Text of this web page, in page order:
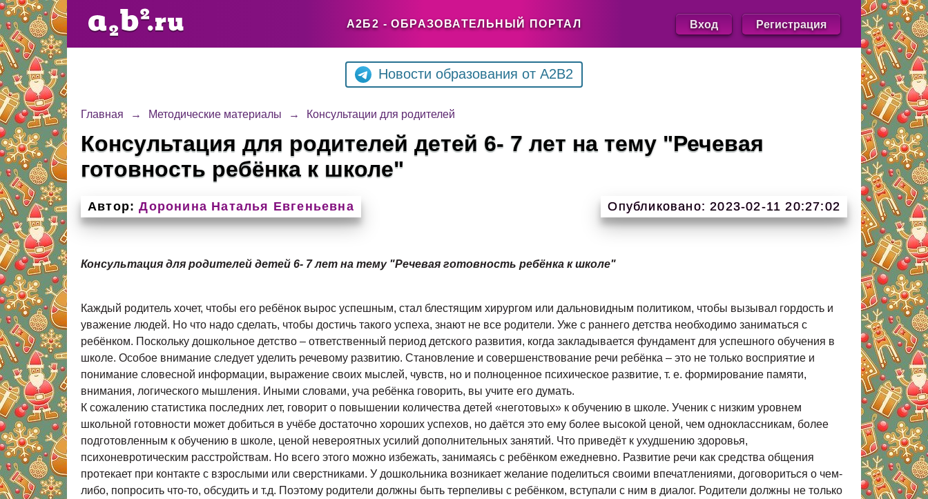
А2Б2 - ОБРАЗОВАТЕЛЬНЫЙ ПОРТАЛ Вход Регистрация
Новости образования от A2B2
Главная → Методические материалы → Консультации для родителей
Консультация для родителей детей 6- 7 лет на тему "Речевая
готовность ребёнка к школе"
Автор: Доронина Наталья Евгеньевна Опубликовано: 2023-02-11 20:27:02
Консультация для родителей детей 6- 7 лет на тему "Речевая готовность ребёнка к школе"
Каждый родитель хочет, чтобы его ребёнок вырос успешным, стал блестящим хирургом или дальновидным политиком, чтобы вызывал гордость и
уважение людей. Но что надо сделать, чтобы достичь такого успеха, знают не все родители. Уже с раннего детства необходимо заниматься с
ребёнком. Поскольку дошкольное детство – ответственный период детского развития, когда закладывается фундамент для успешного обучения в
школе. Особое внимание следует уделить речевому развитию. Становление и совершенствование речи ребёнка – это не только восприятие и
понимание словесной информации, выражение своих мыслей, чувств, но и полноценное психическое развитие, т. е. формирование памяти,
внимания, логического мышления. Иными словами, уча ребёнка говорить, вы учите его думать.
К сожалению статистика последних лет, говорит о повышении количества детей «неготовых» к обучению в школе. Ученик с низким уровнем
школьной готовности может добиться в учёбе достаточно хороших успехов, но даётся это ему более высокой ценой, чем одноклассникам, более
подготовленным к обучению в школе, ценой невероятных усилий дополнительных занятий. Что приведёт к ухудшению здоровья,
психоневротическим расстройствам. Но всего этого можно избежать, занимаясь с ребёнком ежедневно. Развитие речи как средства общения
протекает при контакте с взрослыми или сверстниками. У дошкольника возникает желание поделиться своими впечатлениями, договориться о чем-
либо, попросить что-то, обсудить и т.д. Поэтому родители должны быть терпеливы с ребёнком, вступали с ним в диалог. Родители должны не только